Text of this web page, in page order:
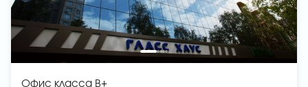
Офис класса B+